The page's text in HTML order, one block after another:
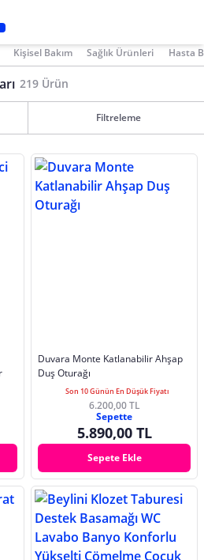
Kişisel Bakım Sağlık Ürünleri Hasta
219 Ürün
Filtreleme
Duvara Monte Katlanabilir Ahşap
Duş Oturağı
Son 10 Günün En Düşük Fiyatı
6.200,00 TL
Sepette
5.890,00 TL
Sepete Ekle